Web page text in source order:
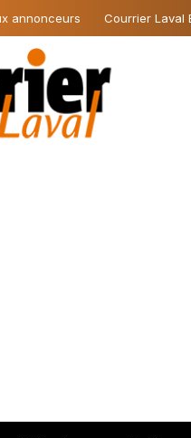
annonceurs Courrier Laval